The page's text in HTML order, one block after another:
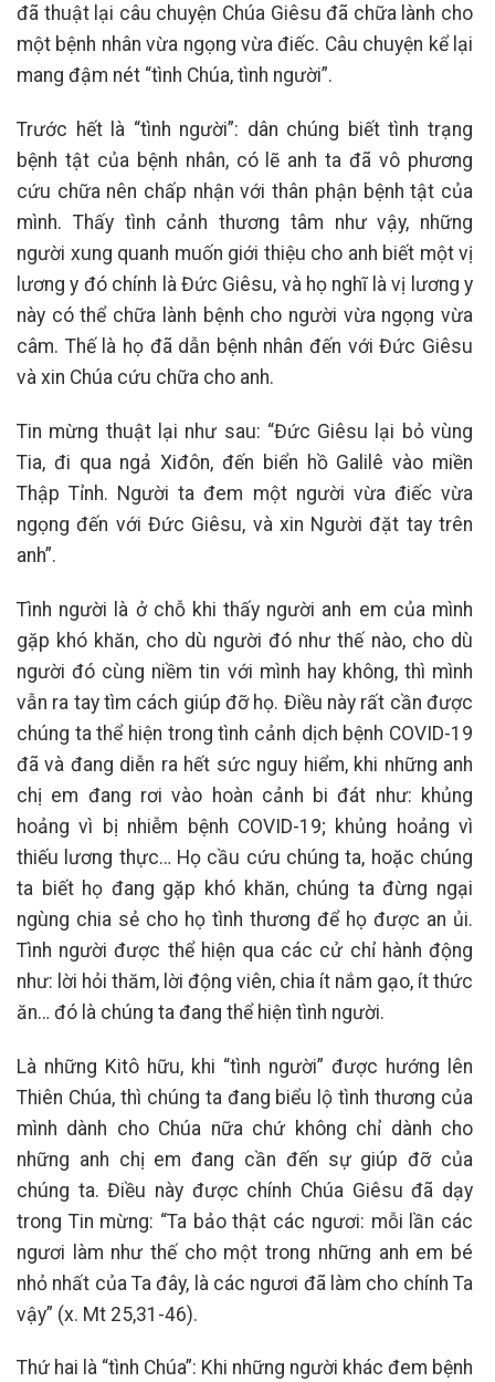
đã thuật lại câu chuyện Chúa Giêsu đã chữa lành cho
một bệnh nhân vừa ngọng vừa điếc. Câu chuyện kể lại
mang đậm nét “tình Chúa, tình người”.
Trước hết là “tình người”: dân chúng biết tình trạng
bệnh tật của bệnh nhân, có lẽ anh ta đã vô phương
cứu chữa nên chấp nhận với thân phận bệnh tật của
mình. Thấy tình cảnh thương tâm như vậy, những
người xung quanh muốn giới thiệu cho anh biết một vị
lương y đó chính là Đức Giêsu, và họ nghĩ là vị lương y
này có thể chữa lành bệnh cho người vừa ngọng vừa
câm. Thế là họ đã dẫn bệnh nhân đến với Đức Giêsu
và xin Chúa cứu chữa cho anh.
Tin mừng thuật lại như sau: “Đức Giêsu lại bỏ vùng
Tia, đi qua ngả Xiđôn, đến biển hồ Galilê vào miền
Thập Tỉnh. Người ta đem một người vừa điếc vừa
ngọng đến với Đức Giêsu, và xin Người đặt tay trên
anh”.
Tình người là ở chỗ khi thấy người anh em của mình
gặp khó khăn, cho dù người đó như thế nào, cho dù
người đó cùng niềm tin với mình hay không, thì mình
vẫn ra tay tìm cách giúp đỡ họ. Điều này rất cần được
chúng ta thể hiện trong tình cảnh dịch bệnh COVID-19
đã và đang diễn ra hết sức nguy hiểm, khi những anh
chị em đang rơi vào hoàn cảnh bi đát như: khủng
hoảng vì bị nhiễm bệnh COVID-19; khủng hoảng vì
thiếu lương thực… Họ cầu cứu chúng ta, hoặc chúng
ta biết họ đang gặp khó khăn, chúng ta đừng ngại
ngùng chia sẻ cho họ tình thương để họ được an ủi.
Tình người được thể hiện qua các cử chỉ hành động
như: lời hỏi thăm, lời động viên, chia ít nắm gạo, ít thức
ăn… đó là chúng ta đang thể hiện tình người.
Là những Kitô hữu, khi “tình người” được hướng lên
Thiên Chúa, thì chúng ta đang biểu lộ tình thương của
mình dành cho Chúa nữa chứ không chỉ dành cho
những anh chị em đang cần đến sự giúp đỡ của
chúng ta. Điều này được chính Chúa Giêsu đã dạy
trong Tin mừng: “Ta bảo thật các ngươi: mỗi lần các
ngươi làm như thế cho một trong những anh em bé
nhỏ nhất của Ta đây, là các ngươi đã làm cho chính Ta
vậy” (x. Mt 25,31-46).
Thứ hai là “tình Chúa”: Khi những người khác đem bệnh